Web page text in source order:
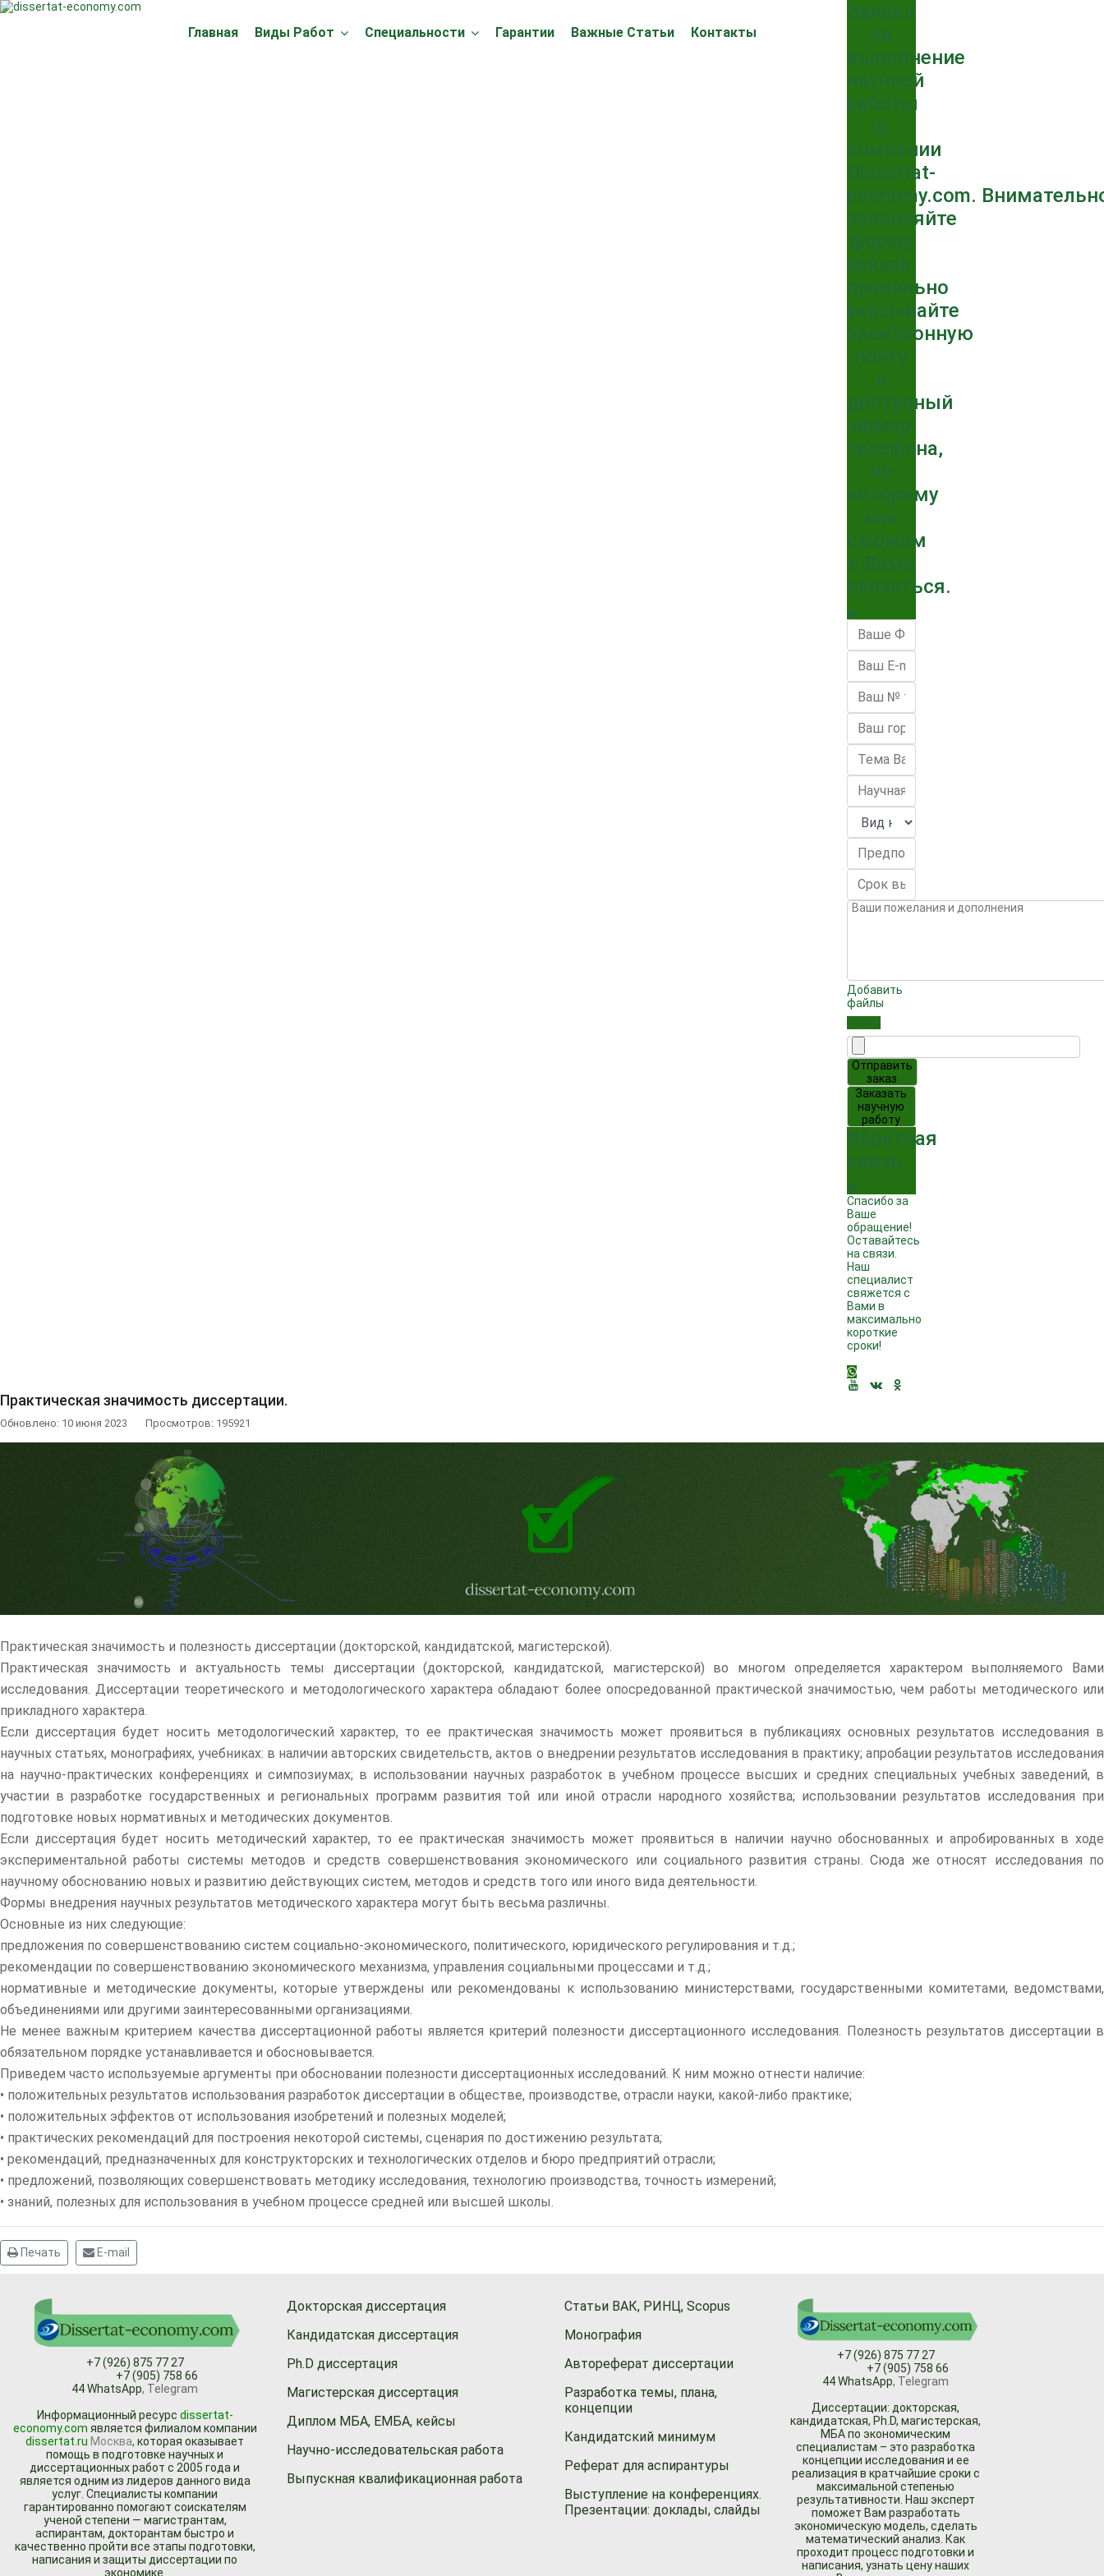
Главная Виды Работ Специальности Гарантии Важные Статьи Контакты
Заявка
на
выполнение
научной
работы
в
компании
Dissertat-
economy.com.
заполняйте
форму
заказа,
правильно
указывайте
электронную
почту
и
доступный
номер
телефона,
по
которому
мы
сможем
с Вами
связаться.
Добавить
файлы
Обзор
Отправить
заказ
Заказать
научную
работу
Обратная
связь
Спасибо за
Ваше
обращение!
Оставайтесь
на связи.
Наш
специалист
свяжется с
Вами в
максимально
короткие
сроки!
Практическая значимость диссертации.
Обновлено: 10 июня 2023 Просмотров: 195921
Практическая значимость и полезность диссертации (докторской, кандидатской, магистерской).
Практическая значимость и актуальность темы диссертации (докторской, кандидатской, магистерской) во многом определяется характером выполняемого Вами
исследования. Диссертации теоретического и методологического характера обладают более опосредованной практической значимостью, чем работы методического или
прикладного характера.
Если диссертация будет носить методологический характер, то ее практическая значимость может проявиться в публикациях основных результатов исследования в
научных статьях, монографиях, учебниках: в наличии авторских свидетельств, актов о внедрении результатов исследования в практику; апробации результатов исследования
на научно-практических конференциях и симпозиумах; в использовании научных разработок в учебном процессе высших и средних специальных учебных заведений, в
участии в разработке государственных и региональных программ развития той или иной отрасли народного хозяйства; использовании результатов исследования при
подготовке новых нормативных и методических документов.
Если диссертация будет носить методический характер, то ее практическая значимость может проявиться в наличии научно обоснованных и апробированных в ходе
экспериментальной работы системы методов и средств совершенствования экономического или социального развития страны. Сюда же относят исследования по
научному обоснованию новых и развитию действующих систем, методов и средств того или иного вида деятельности.
Формы внедрения научных результатов методического характера могут быть весьма различны.
Основные из них следующие:
предложения по совершенствованию систем социально-экономического, политического, юридического регулирования и т.д.;
рекомендации по совершенствованию экономического механизма, управления социальными процессами и т.д.;
нормативные и методические документы, которые утверждены или рекомендованы к использованию министерствами, государственными комитетами, ведомствами,
объединениями или другими заинтересованными организациями.
Не менее важным критерием качества диссертационной работы является критерий полезности диссертационного исследования. Полезность результатов диссертации в
обязательном порядке устанавливается и обосновывается.
Приведем часто используемые аргументы при обосновании полезности диссертационных исследований. К ним можно отнести наличие:
• положительных результатов использования разработок диссертации в обществе, производстве, отрасли науки, какой-либо практике;
• положительных эффектов от использования изобретений и полезных моделей;
• практических рекомендаций для построения некоторой системы, сценария по достижению результата;
• рекомендаций, предназначенных для конструкторских и технологических отделов и бюро предприятий отрасли;
• предложений, позволяющих совершенствовать методику исследования, технологию производства, точность измерений;
• знаний, полезных для использования в учебном процессе средней или высшей школы.
Печать E-mail
+7 (926) 875 77 27
+7 (905) 758 66
44 WhatsApp, Telegram
Информационный ресурc dissertat-
economy.com является филиалом компании
dissertat.ru Москва,которая оказывает
помощь в подготовке научных и
диссертационных работ с 2005 года и
является одним из лидеров данного вида
услуг. Специалисты компании
гарантированно помогают соискателям
ученой степени — магистрантам,
аспирантам, докторантам быстро и
качественно пройти все этапы подготовки,
написания и защиты диссертации по
экономике.
Докторская диссертация
Кандидатская диссертация
Ph.D диссертация
Магистерская диссертация
Диплом МБА, ЕМБА, кейсы
Научно-исследовательская работа
Выпускная квалификационная работа
Статьи ВАК, РИНЦ, Scopus
Монография
Автореферат диссертации
Разработка темы, плана,
концепции
Кандидатский минимум
Реферат для аспирантуры
Выступление на конференциях.
Презентации: доклады, слайды
+7 (926) 875 77 27
+7 (905) 758 66
44 WhatsApp, Telegram
Диссертации: докторская,
кандидатская, Ph.D, магистерская,
МБА по экономическим
специалистам – это разработка
концепции исследования и ее
реализация в кратчайшие сроки с
максимальной степенью
результативности. Наш эксперт
поможет Вам разработать
экономическую модель, сделать
математический анализ. Как
проходит процесс подготовки и
написания, узнать цену наших